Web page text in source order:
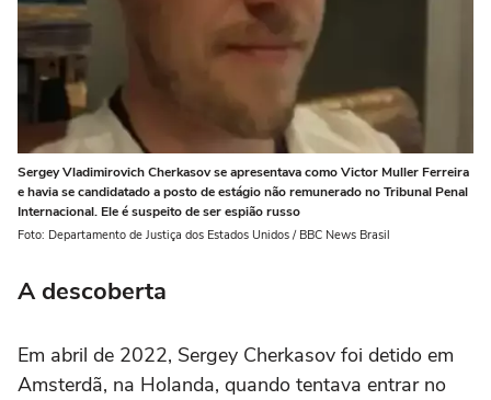
Sergey Vladimirovich Cherkasov se apresentava como Victor Muller Ferreira
e havia se candidatado a posto de estágio não remunerado no Tribunal Penal
Internacional. Ele é suspeito de ser espião russo
Foto: Departamento de Justiça dos Estados Unidos / BBC News Brasil
A descoberta
Em abril de 2022, Sergey Cherkasov foi detido em
Amsterdã, na Holanda, quando tentava entrar no